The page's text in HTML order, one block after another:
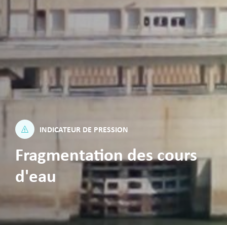
INDICATEUR DE PRESSION
Fragmentation des cours
d'eau